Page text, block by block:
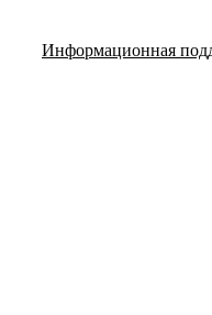
Информационная